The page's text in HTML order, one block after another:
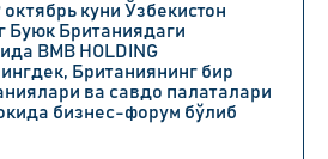
куни Ўзбекистон
Буюк Британиядаги
BMB HOLDING
Британиянинг бир
ва савдо палаталари
бизнес-форум бўлиб